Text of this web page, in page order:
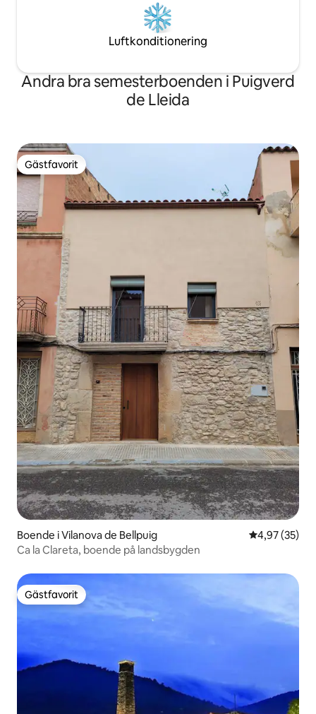
Luftkonditionering
Andra bra semesterboenden i Puigverd
de Lleida
Gästfavorit
Gästfavorit
Boende i Vilanova de Bellpuig 4,97 av 5 i
4,97 (35)
Ca la Clareta, boende på landsbygden
Gästfavorit
Gästfavorit